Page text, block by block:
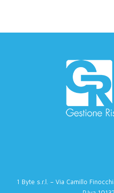
1 Byte s.r.l. – Via Camillo